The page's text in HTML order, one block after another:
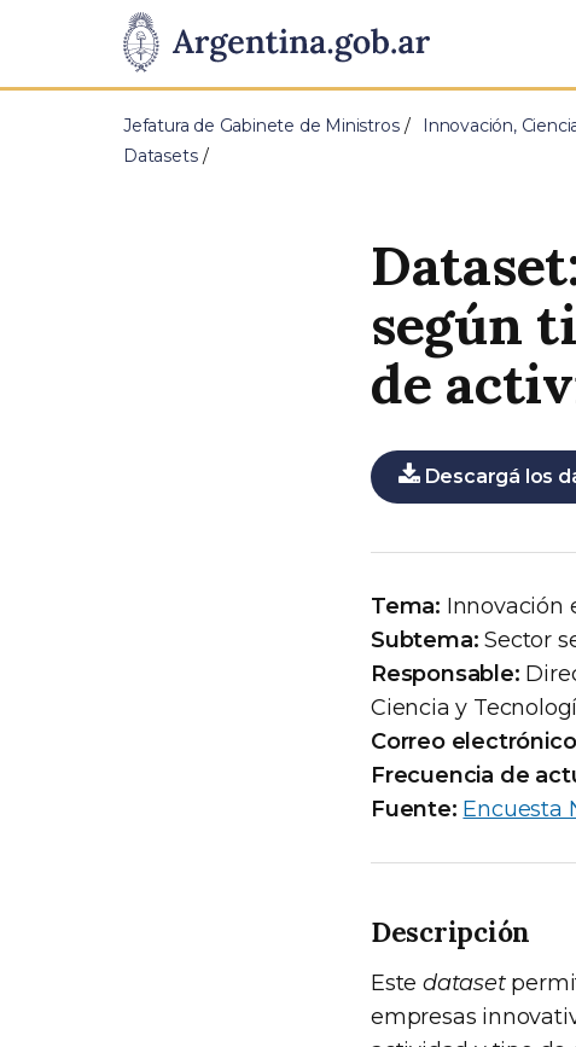
Presidencia
de
Pasar al contenido principal
Jefatura de Gabinete de Ministros Innovación,
Datasets
según
de
Descargá los
Tema: Innovación
Subtema: Sector
Responsable:
Ciencia y
Correo
Frecuencia de
Fuente: Encuesta
Descripción
Este dataset
empresas